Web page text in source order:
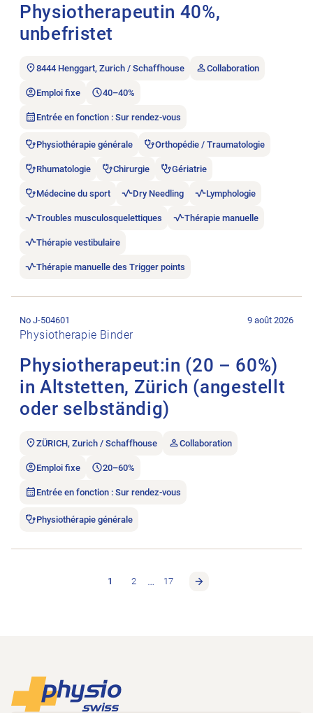
Physiotherapeutin 40%,
unbefristet
8444 Henggart, Zurich / Schaffhouse Collaboration
Emploi fixe 40–40%
Entrée en fonction : Sur rendez-vous
Physiothérapie générale Orthopédie / Traumatologie
Rhumatologie Chirurgie Gériatrie
Médecine du sport Dry Needling Lymphologie
Troubles musculosquelettiques Thérapie manuelle
Thérapie vestibulaire
Thérapie manuelle des Trigger points
Physiotherapie Binder
Physiotherapeut:in (20 – 60%)
in Altstetten, Zürich (angestellt
oder selbständig)
No J-504601 9 août 2026
ZÜRICH, Zurich / Schaffhouse Collaboration
Emploi fixe 20–60%
Entrée en fonction : Sur rendez-vous
Physiothérapie générale
1 2 … 17
Footer